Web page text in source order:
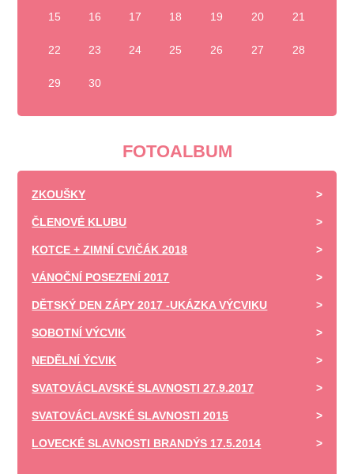
15 16 17 18 19 20 21
22 23 24 25 26 27 28
29 30
FOTOALBUM
ZKOUŠKY
ČLENOVÉ KLUBU
KOTCE + ZIMNÍ CVIČÁK 2018
VÁNOČNÍ POSEZENÍ 2017
DĚTSKÝ DEN ZÁPY 2017 -UKÁZKA VÝCVIKU
SOBOTNÍ VÝCVIK
NEDĚLNÍ ÝCVIK
SVATOVÁCLAVSKÉ SLAVNOSTI 27.9.2017
SVATOVÁCLAVSKÉ SLAVNOSTI 2015
LOVECKÉ SLAVNOSTI BRANDÝS 17.5.2014